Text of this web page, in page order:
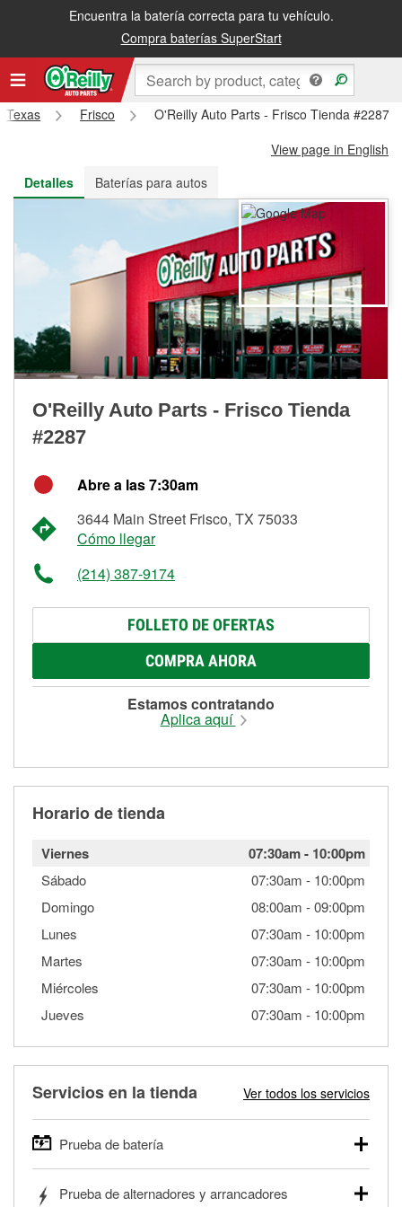
Encuentra la batería correcta para tu vehículo.
Compra baterías SuperStart
Recibe tu orden gratis al día siguiente o recógela en la tienda
Texas Frisco
O'Reilly Auto Parts - Frisco Tienda #2287
View page in English
Detalles
Baterías para autos
O'Reilly Auto Parts - Frisco Tienda
#2287
Abre a las 7:30am
3644 Main Street Frisco, TX 75033
Cómo llegar
(214) 387-9174
FOLLETO DE OFERTAS
COMPRA AHORA
Estamos contratando
Aplica aquí
Horario de tienda
Viernes 07:30am- 10:00pm
Sábado 07:30am - 10:00pm
Domingo
08:00am -09:00pm
Lunes
07:30am - 10:00pm
Martes
07:30am - 10:00pm
Miércoles
07:30am - 10:00pm
Jueves
07:30am - 10:00pm
Servicios en la tienda Ver todos los servicios
Prueba de batería
autos, camionetas, SUVs, vehículos comerciales y
Prueba de alternadores y arrancadores